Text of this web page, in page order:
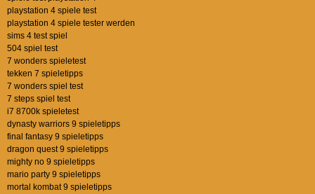
playstation 4 spiele test
playstation 4 spiele tester werden
sims 4 test spiel
504 spiel test
7 wonders spieletest
tekken 7 spieletipps
7 wonders spiel test
7 steps spiel test
i7 8700k spieletest
dynasty warriors 9 spieletipps
final fantasy 9 spieletipps
dragon quest 9 spieletipps
mighty no 9 spieletipps
mario party 9 spieletipps
mortal kombat 9 spieletipps